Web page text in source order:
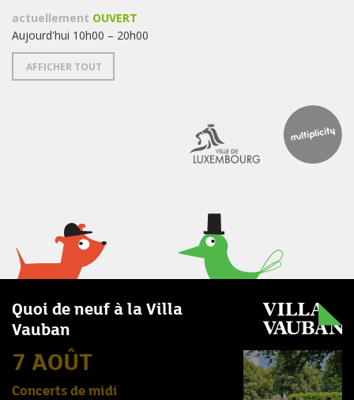
actuellement OUVERT
Aujourd'hui 10h00 – 20h00
AFFICHER TOUT
Quoi de neuf à la Villa
Vauban
7 AOÛT
Concerts de midi